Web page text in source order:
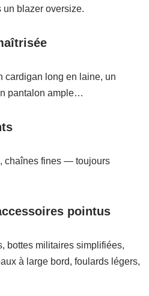
un blazer oversize.
cardigan long en laine, un
pantalon ample…
chaînes fines — toujours
pointus
bottes militaires simplifiées,
à large bord, foulards légers,